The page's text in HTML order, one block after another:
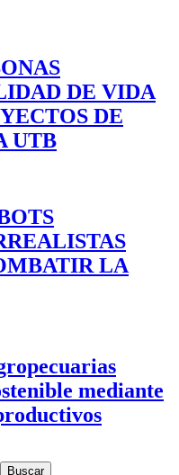
DE VIDA
DE
UTB
LA
mediante